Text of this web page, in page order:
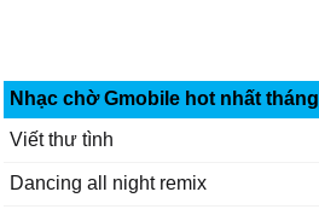
Nhạc chờ Gmobile hot nhất tháng
Viết thư tình
Dancing all night remix